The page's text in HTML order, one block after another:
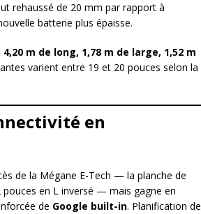
rehaussé de 20 mm par rapport à
batterie plus épaisse.
4,20 m de long, 1,78 m de large, 1,52 m
varient entre 19 et 20 pouces selon la
en
de la Mégane E-Tech — la planche de
en L inversé — mais gagne en
de Google built-in. Planification de